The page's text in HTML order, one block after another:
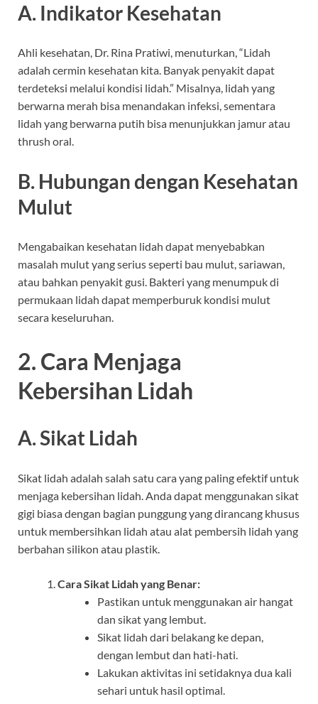
A. Indikator Kesehatan
Ahli kesehatan, Dr. Rina Pratiwi, menuturkan, “Lidah
adalah cermin kesehatan kita. Banyak penyakit dapat
terdeteksi melalui kondisi lidah.” Misalnya, lidah yang
berwarna merah bisa menandakan infeksi, sementara
lidah yang berwarna putih bisa menunjukkan jamur atau
thrush oral.
B. Hubungan dengan Kesehatan
Mulut
Mengabaikan kesehatan lidah dapat menyebabkan
masalah mulut yang serius seperti bau mulut, sariawan,
atau bahkan penyakit gusi. Bakteri yang menumpuk di
permukaan lidah dapat memperburuk kondisi mulut
secara keseluruhan.
2. Cara Menjaga
Kebersihan Lidah
A. Sikat Lidah
Sikat lidah adalah salah satu cara yang paling efektif untuk
menjaga kebersihan lidah. Anda dapat menggunakan sikat
gigi biasa dengan bagian punggung yang dirancang khusus
untuk membersihkan lidah atau alat pembersih lidah yang
berbahan silikon atau plastik.
Cara Sikat Lidah yang Benar:
Pastikan untuk menggunakan air hangat
dan sikat yang lembut.
Sikat lidah dari belakang ke depan,
dengan lembut dan hati-hati.
Lakukan aktivitas ini setidaknya dua kali
sehari untuk hasil optimal.